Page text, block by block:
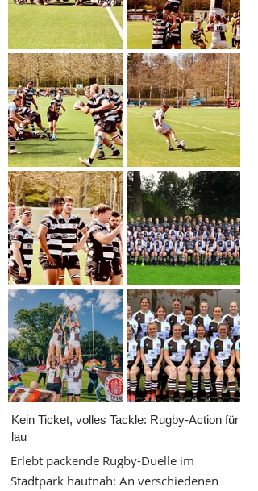
Kein Ticket, volles Tackle: Rugby-Action für
lau
Erlebt packende Rugby-Duelle im
Stadtpark hautnah: An verschiedenen